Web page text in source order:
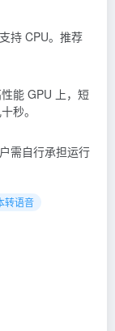
持 CPU。推荐
能 GPU 上，短
秒。
需自行承担运行
转语音